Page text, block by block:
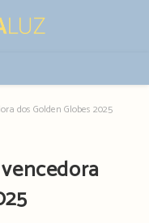
dos Golden Globes 2025